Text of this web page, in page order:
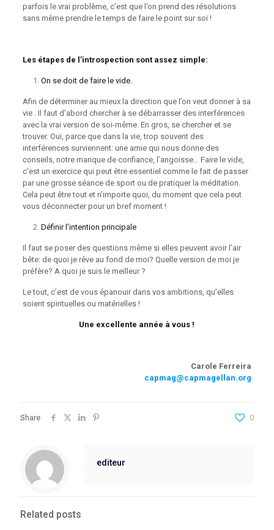
parfois le vrai problème, c’est que l’on prend des résolutions
sans même prendre le temps de faire le point sur soi !
Les étapes de l’introspection sont assez simple:
On se doit de faire le vide.
Afin de déterminer au mieux la direction que l’on veut donner à sa
vie . Il faut d’abord chercher à se débarrasser des interférences
avec la vrai version de soi-même. En gros, se chercher et se
trouver. Oui, parce que dans la vie, trop souvent des
interférences surviennent: une amie qui nous donne des
conseils, notre manque de confiance, l’angoisse… Faire le vide,
c’est un exercice qui peut être essentiel comme le fait de passer
par une grosse séance de sport ou de pratiquer la méditation.
Cela peut être tout et n’importe quoi, du moment que cela peut
vous déconnecter pour un bref moment !
Définir l’intention principale
Il faut se poser des questions même si elles peuvent avoir l’air
bête: de quoi je rêve au fond de moi? Quelle version de moi je
préfère? A quoi je suis le meilleur ?
Le tout, c’est de vous épanouir dans vos ambitions, qu’elles
soient spirituelles ou matérielles !
Une excellente année à vous !
Carole Ferreira
capmag@capmagellan.org
Share 0
editeur
Related posts